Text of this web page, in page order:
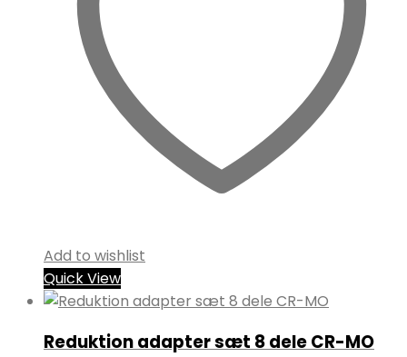
Add to wishlist
Quick View
Reduktion adapter sæt 8 dele CR-MO